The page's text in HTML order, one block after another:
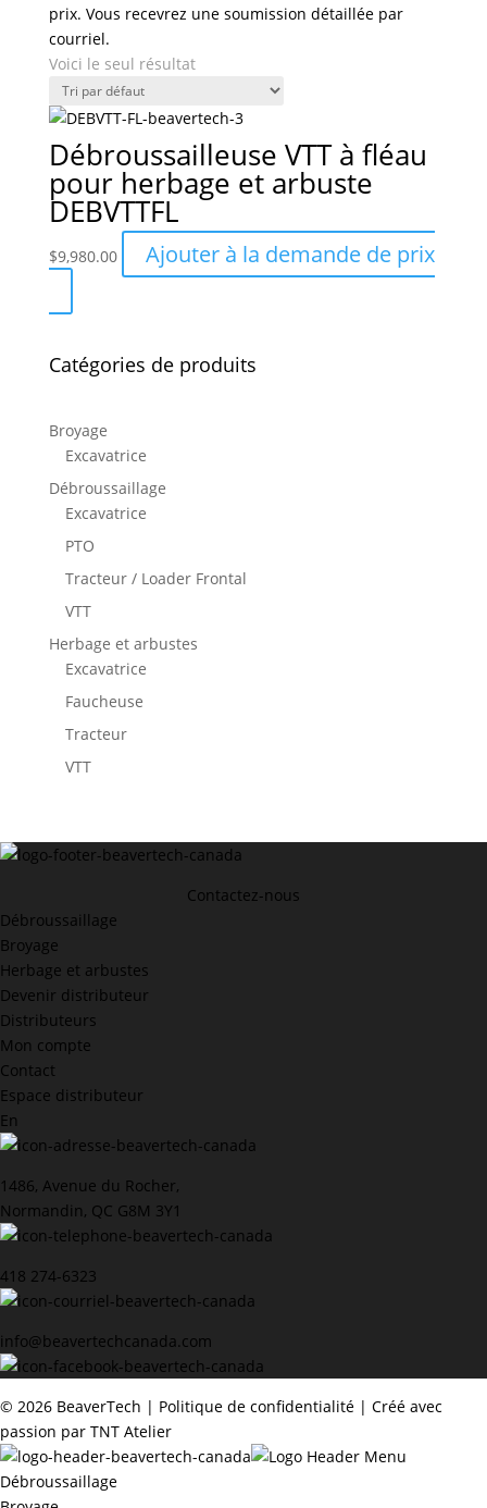
prix. Vous recevrez une soumission détaillée par
courriel.
Voici le seul résultat
Débroussailleuse VTT à fléau
pour herbage et arbuste
DEBVTTFL
$9,980.00 Ajouter à la demande de prix
Catégories de produits
Broyage
Excavatrice
Débroussaillage
Excavatrice
PTO
Tracteur / Loader Frontal
VTT
Herbage et arbustes
Excavatrice
Faucheuse
Tracteur
VTT
Contactez-nous
Débroussaillage
Broyage
Herbage et arbustes
Devenir distributeur
Distributeurs
Mon compte
Contact
Espace distributeur
En
1486, Avenue du Rocher,
Normandin, QC G8M 3Y1
418 274-6323
info@beavertechcanada.com
© 2026 BeaverTech | Politique de confidentialité | Créé avec
passion par TNT Atelier
Débroussaillage